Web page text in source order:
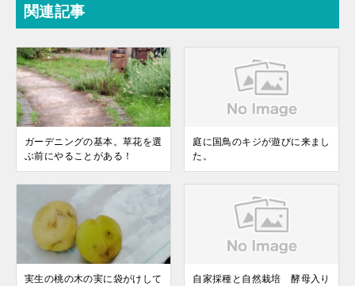
関連記事
ガーデニングの基本。草花を選
ぶ前にやることがある！
庭に国鳥のキジが遊びに来まし
た。
実生の桃の木の実に袋がけして
自家採種と自然栽培 酵母入り